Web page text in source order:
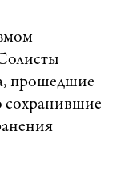
прошедшие
сохранившие